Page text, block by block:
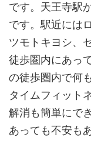
です。天王寺駅
です。駅近には
ツモトキヨシ、
徒歩圏内にあっ
の徒歩圏内で何
タイムフィット
解消も簡単にで
あっても不安も